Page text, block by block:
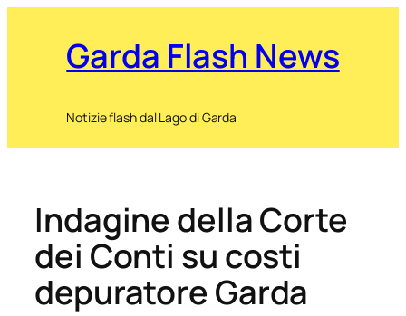
Garda Flash News
Notizie flash dal Lago di Garda
Indagine della Corte
dei Conti su costi
depuratore Garda